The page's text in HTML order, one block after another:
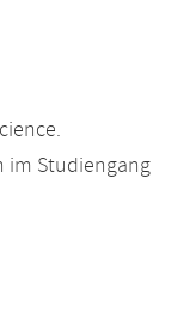
im Studiengang